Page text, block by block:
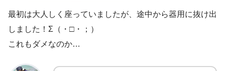
最初は大人しく座っていましたが、途中から器用に抜け出
しました！Σ（・□・；）
これもダメなのか…